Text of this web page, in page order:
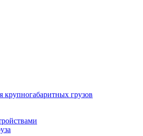
крупногабаритных грузов